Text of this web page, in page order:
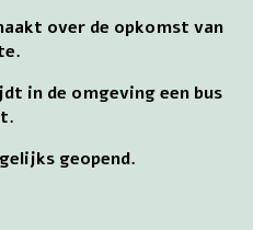
over de opkomst van
in de omgeving een bus
geopend.